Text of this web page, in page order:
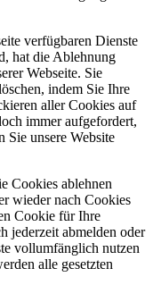
verfügbaren Dienste
hat die Ablehnung
Webseite. Sie
indem Sie Ihre
aller Cookies auf
immer aufgefordert,
Sie unsere Website
Cookies ablehnen
wieder nach Cookies
Cookie für Ihre
jederzeit abmelden oder
vollumfänglich nutzen
alle gesetzten